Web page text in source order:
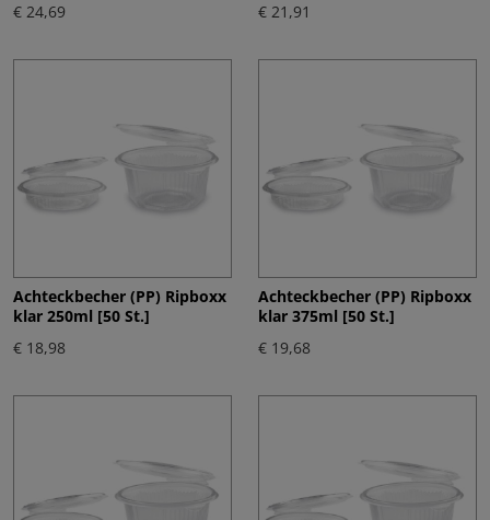
€ 24,69
€ 21,91
Achteckbecher (PP) Ripboxx
klar 250ml [50 St.]
€ 18,98
Achteckbecher (PP) Ripboxx
klar 375ml [50 St.]
€ 19,68